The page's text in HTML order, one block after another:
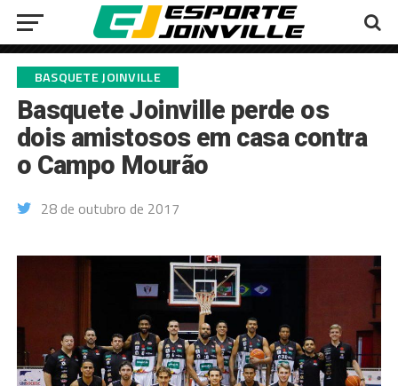
BASQUETE JOINVILLE
Basquete Joinville perde os
dois amistosos em casa contra
o Campo Mourão
28 de outubro de 2017